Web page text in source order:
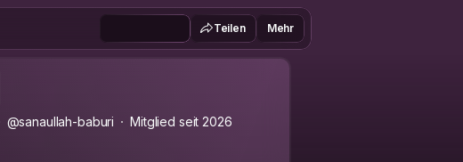
Teilen Mehr
@sanaullah-baburi Mitglied seit 2026